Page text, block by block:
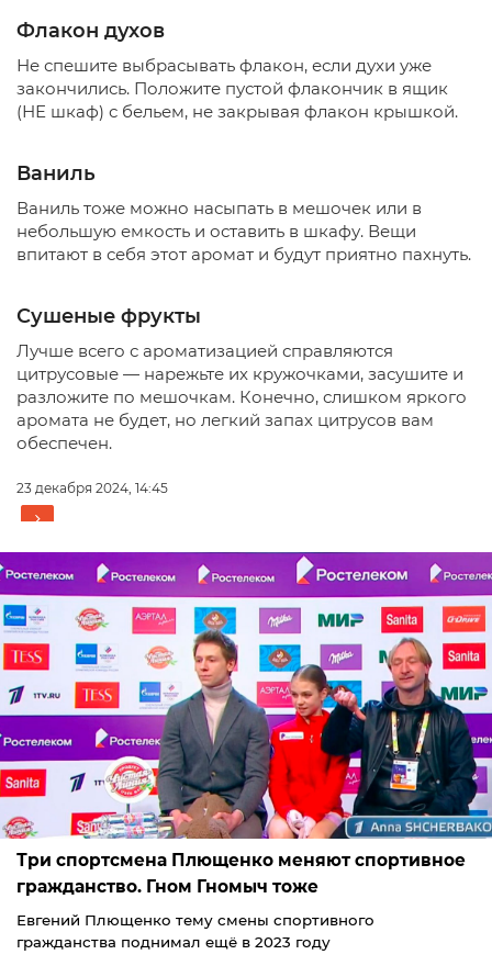
Флакон духов
Не спешите выбрасывать флакон, если духи уже
закончились. Положите пустой флакончик в ящик
(НЕ шкаф) с бельем, не закрывая флакон крышкой.
Ваниль
Ваниль тоже можно насыпать в мешочек или в
небольшую емкость и оставить в шкафу. Вещи
впитают в себя этот аромат и будут приятно пахнуть.
Сушеные фрукты
Лучше всего с ароматизацией справляются
цитрусовые — нарежьте их кружочками, засушите и
разложите по мешочкам. Конечно, слишком яркого
аромата не будет, но легкий запах цитрусов вам
обеспечен.
23 декабря 2024, 14:45
Три спортсмена Плющенко меняют спортивное
гражданство. Гном Гномыч тоже
Евгений Плющенко тему смены спортивного
гражданства поднимал ещё в 2023 году